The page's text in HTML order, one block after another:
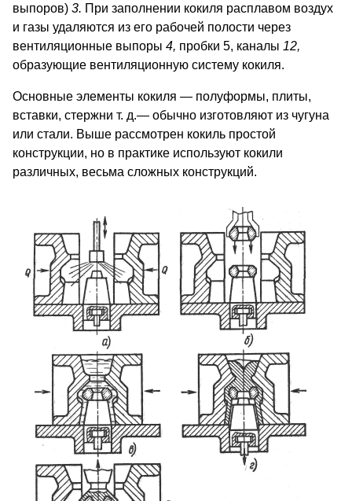
выпоров) 3. При заполнении ко­киля расплавом воздух
и газы удаляются из его рабочей полости через
вентиляционные выпоры 4, пробки 5, каналы 12,
образующие вентиляционную систему кокиля.
Основные элементы кокиля — полуформы, плиты,
вставки, стержни т. д.— обычно изготовляют из чугуна
или стали. Выше рассмотрен кокиль простой
конструкции, но в практике используют кокили
различных, весьма сложных конструкций.